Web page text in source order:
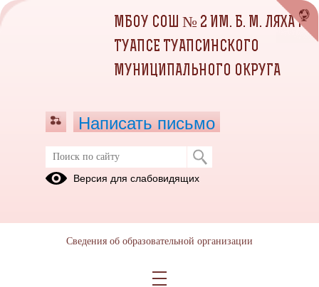
Работа с бланками ответов
МБОУ СОШ № 2 ИМ. Б. М. ЛЯХА Г.
ТУАПСЕ ТУАПСИНСКОГО
МУНИЦИПАЛЬНОГО ОКРУГА
Написать письмо
Версия для слабовидящих
Сведения об образовательной организации